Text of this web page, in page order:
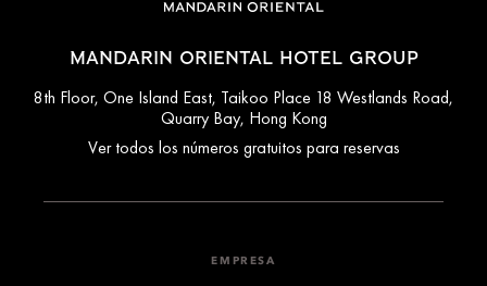
MANDARIN ORIENTAL HOTEL GROUP
8th Floor, One Island East, Taikoo Place 18 Westlands Road,
Quarry Bay, Hong Kong
Ver todos los números gratuitos para reservas
EMPRESA